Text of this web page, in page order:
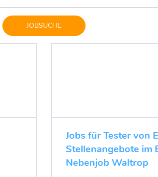
JOBSUCHE
Jobs für Tester von
Stellenangebote im
Nebenjob Waltrop